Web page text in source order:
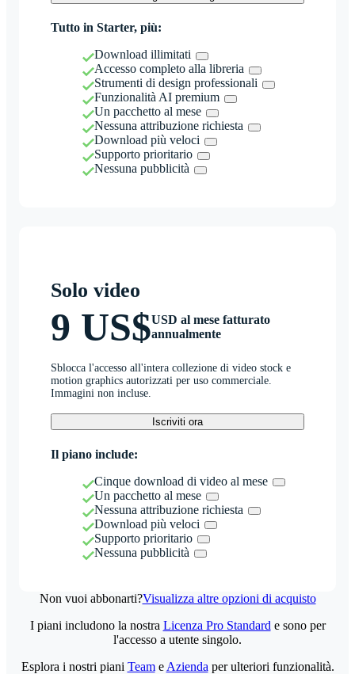
Tutto in Starter, più:
Download illimitati
Accesso completo alla libreria
Strumenti di design professionali
Funzionalità AI premium
Un pacchetto al mese
Nessuna attribuzione richiesta
Download più veloci
Supporto prioritario
Nessuna pubblicità
Solo video
9 US$USD al mese fatturato
annualmente
Sblocca l'accesso all'intera collezione di video stock e
motion graphics autorizzati per uso commerciale.
Immagini non incluse.
Iscriviti ora
Il piano include:
Cinque download di video al mese
Un pacchetto al mese
Nessuna attribuzione richiesta
Download più veloci
Supporto prioritario
Nessuna pubblicità
Non vuoi abbonarti?Visualizza altre opzioni di acquisto
I piani includono la nostra Licenza Pro Standard e sono per
l'accesso a utente singolo.
Esplora i nostri piani Teame Azienda per ulteriori funzionalità.